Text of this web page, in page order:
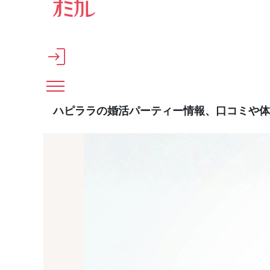
メインコンテンツへスキップ
ハピララの婚活パーティー情報、口コミや